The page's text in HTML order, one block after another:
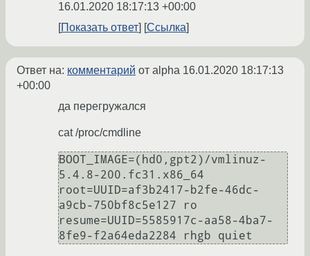
16.01.2020 18:17:13 +00:00
Показать ответ
Ссылка
Ответ на: комментарий от alpha 16.01.2020 18:17:13
+00:00
да перегружался
cat /proc/cmdline
BOOT_IMAGE=(hd0,gpt2)/vmlinuz-
5.4.8-200.fc31.x86_64
root=UUID=af3b2417-b2fe-46dc-
a9cb-750bf8c5e127 ro
resume=UUID=5585917c-aa58-4ba7-